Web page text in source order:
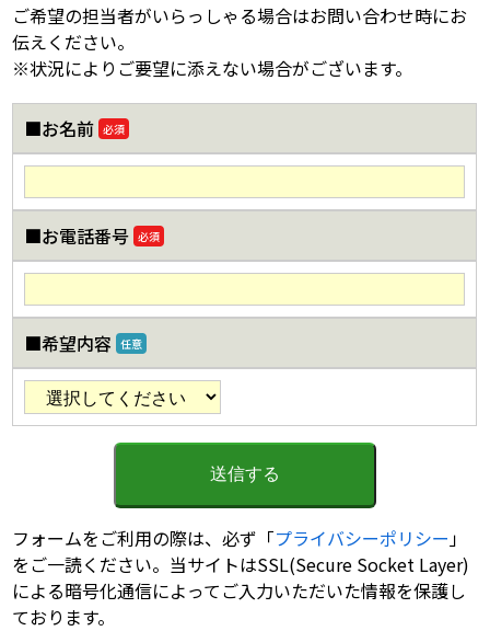
ご希望の担当者がいらっしゃる場合はお問い合わせ時にお
伝えください。
※状況によりご要望に添えない場合がございます。
■お名前 必須
■お電話番号 必須
■希望内容 任意
フォームをご利用の際は、必ず「プライバシーポリシー 」
をご一読ください。当サイトはSSL(Secure Socket Layer)
による暗号化通信によってご入力いただいた情報を保護し
ております。